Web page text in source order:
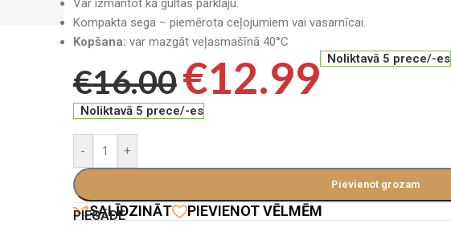
Kompakta sega – piemērota ceļojumiem vai vasarnīcai.
Kopšana: var mazgāt veļasmašīnā 40°C
€16.00€12.99 Noliktavā 5 prece/-es
Noliktavā 5 prece/-es
- +
Pievienot grozam
SALĪDZINĀT PIEVIENOT VĒLMĒM
PIEGĀDE